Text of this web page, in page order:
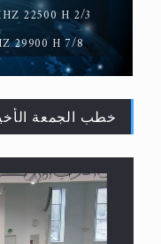
القرآن قاضٍ وحكمٌ
العكس
22500 H 2/3
29900 H 7/8
خطب الجمعة